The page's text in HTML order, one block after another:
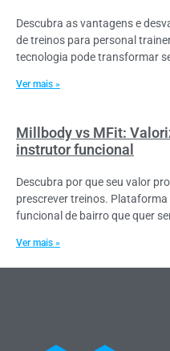
Descubra as vantagens e
de treinos para personal
tecnologia pode transformar
Ver mais »
Millbody vs MFit:
instrutor funcional
Descubra por que seu valor
prescrever treinos.
funcional de bairro que quer
Ver mais »